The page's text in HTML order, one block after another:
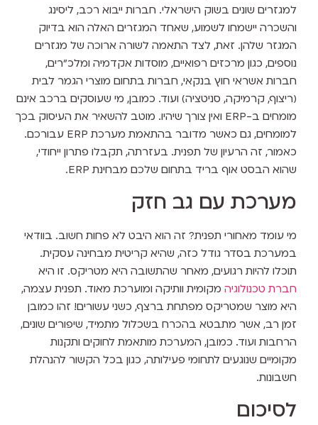
למגזרים שונים בשוק הישראלי. חברות ייבוא רכב, ליסינג
והשכרה יישמחו לשמוע, שאחד המגזרים האלה הוא בדיוק
המגזר שלהן. זאת, לצד התאמה לשורה ארוכה של מגזרים
נוספים, כגון מרכזים רפואיים, מוסדות אקדמיה ומלכ”רים,
חברות אשראי חוץ בנקאי, חברות בתחום מוצרי הגמר לבית
(ריצוף, קרמיקה, סניטציה) ועוד. כמובן, מי שעוסקים ברכב אינם
מומחים ב-ERP ואין צורך שיהיו. מוטב להשאיר את העיסוק בכך
למומחים, גם כאשר מדובר בהתאמת מערכת ERP עבורכם.
כאמור, זה הרעיון של תפנית. בעזרתה, תקבלו פתרון ייחודי,
שהוא הבסט אוף בריד בתחום שלכם מבחינת ERP.
מערכת עם גב חזק
מי עומד מאחורי תפנית? זה הוא היבט לא פחות חשוב. בוודאי
במערכת בסדר גודל כזה, שהיא קריטית מבחינה עסקית.
תוכלו להיות רגועים, מאחר שהתשובה היא מטריקס. זו היא
חברת טכנולוגיהמקומית וותיקה ומוערכת מאוד. תפנית עצמה,
היא מוצר שמטריקס מפתחת ברצף, כשני עשורים! זהו כמובן
זמן רב, אשר מתבטא בהכרח בשכלול מתמיד, שיפורים שונים,
הרחבות ועוד. כמובן, המערכת מותאמת לחוקים ותקנות
מקומיים שנוגעים לתחומי פעילותה, כגון בכל הקשור להנהלת
חשבונות.
לסיכום